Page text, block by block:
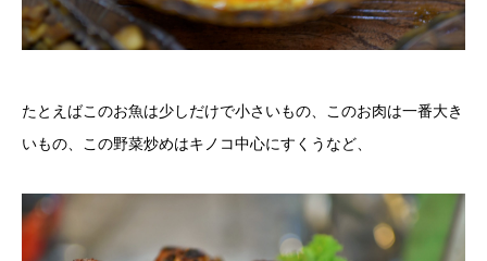
たとえばこのお魚は少しだけで小さいもの、このお肉は一番大き
いもの、この野菜炒めはキノコ中心にすくうなど、